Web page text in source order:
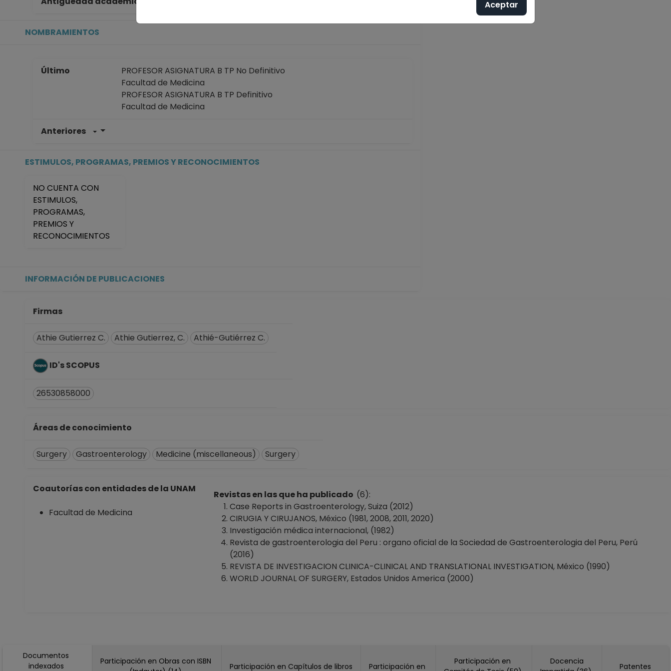
NOMBRAMIENTOS
Último
PROFESOR ASIGNATURA B TP No Definitivo
Facultad de Medicina
PROFESOR ASIGNATURA B TP Definitivo
Facultad de Medicina
Anteriores
PROFESOR ASIGNATURA B TP Definitivo
ESTIMULOS, PROGRAMAS, PREMIOS Y RECONOCIMIENTOS
NO CUENTA CON
ESTIMULOS,
PROGRAMAS,
PREMIOS Y
RECONOCIMIENTOS
INFORMACIÓN DE PUBLICACIONES
Firmas
Athie Gutierrez C. Athie Gutierrez, C. Athié-Gutiérrez C.
ID's SCOPUS
26530858000
Áreas de conocimiento
Surgery Gastroenterology Medicine (miscellaneous) Surgery
Coautorías con entidades de la UNAM
Facultad de Medicina
Revistas en las que ha publicado (6):
Case Reports in Gastroenterology, Suiza (2012)
CIRUGIA Y CIRUJANOS, México (1981, 2008, 2011, 2020)
Investigación médica internacional, (1982)
Revista de gastroenterologia del Peru : organo oficial de la Sociedad de Gastroenterologia del Peru, Perú
(2016)
REVISTA DE INVESTIGACION CLINICA-CLINICAL AND TRANSLATIONAL INVESTIGATION, México (1990)
WORLD JOURNAL OF SURGERY, Estados Unidos America (2000)
Documentos
indexados
Participación en Obras con ISBN
Participación en Capítulos de libros
Participación en
Participación en
Docencia
Patentes
Aceptar